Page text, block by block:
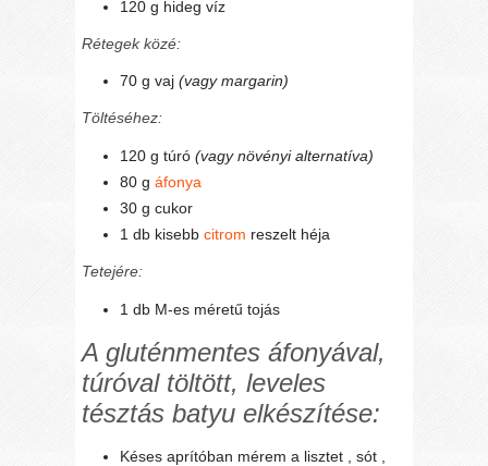
120 g hideg víz
Rétegek közé:
70 g vaj(vagy margarin)
Töltéséhez:
120 g túró(vagy növényi alternatíva)
80 gáfonya
30 g cukor
1 db kisebbcitrom reszelt héja
Tetejére:
1 db M-es méretű tojás
A gluténmentes áfonyával,
túróval töltött, leveles
tésztás batyu elkészítése:
Késes aprítóban mérem a lisztet , sót ,